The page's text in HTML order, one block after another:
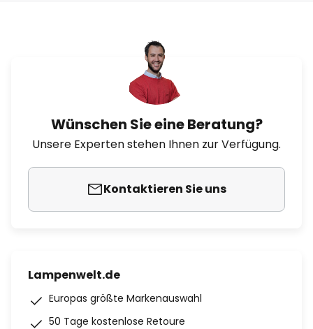
Wünschen Sie eine Beratung?
Unsere Experten stehen Ihnen zur Verfügung.
Kontaktieren Sie uns
Lampenwelt.de
Europas größte Markenauswahl
50 Tage kostenlose Retoure